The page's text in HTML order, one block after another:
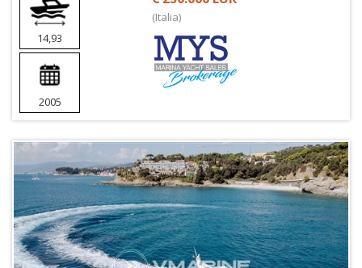
14,93
2005
(Italia)